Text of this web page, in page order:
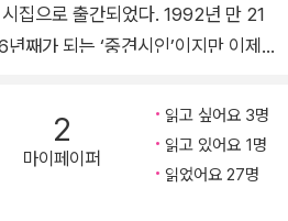
집으로 출간되었다. 1992년 만 21
째가 되는 ‘중견시인’이지만 이제
우 짧은 기간 동안 쓰인 시들로 꾸려
나, 강정의 새로운 언어와 새로운
2
마이페이퍼
읽고 싶어요 3명
읽고 있어요 1명
읽었어요 27명